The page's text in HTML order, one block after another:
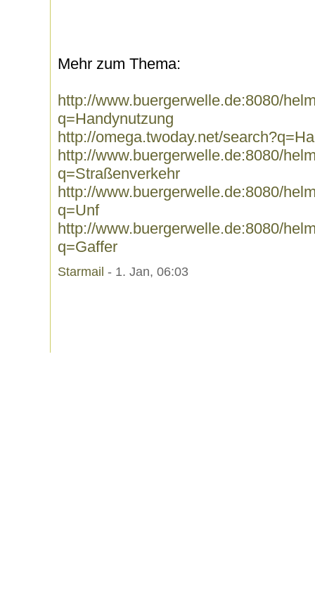
Mehr zum Thema:
http://www.buergerwelle.de:8080/
q=Handynutzung
http://omega.twoday.net/
http://www.buergerwelle.de:8080/
q=Straßenverkehr
http://www.buergerwelle.de:8080/
q=Unf
http://www.buergerwelle.de:8080/
q=Gaffer
Starmail - 1. Jan, 06:03